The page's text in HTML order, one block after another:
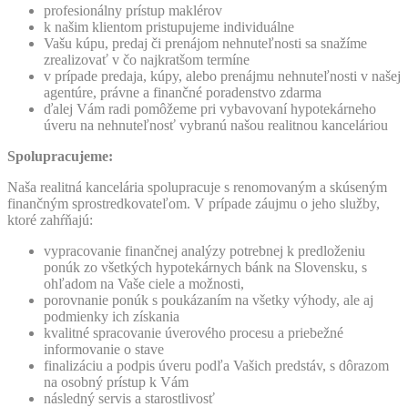
profesionálny prístup maklérov
k našim klientom pristupujeme individuálne
Vašu kúpu, predaj či prenájom nehnuteľnosti sa snažíme
zrealizovať v čo najkratšom termíne
v prípade predaja, kúpy, alebo prenájmu nehnuteľnosti v našej
agentúre, právne a finančné poradenstvo zdarma
ďalej Vám radi pomôžeme pri vybavovaní hypotekárneho
úveru na nehnuteľnosť vybranú našou realitnou kanceláriou
Spolupracujeme:
Naša realitná kancelária spolupracuje s renomovaným a skúseným
finančným sprostredkovateľom. V prípade záujmu o jeho služby,
ktoré zahŕňajú:
vypracovanie finančnej analýzy potrebnej k predloženiu
ponúk zo všetkých hypotekárnych bánk na Slovensku, s
ohľadom na Vaše ciele a možnosti,
porovnanie ponúk s poukázaním na všetky výhody, ale aj
podmienky ich získania
kvalitné spracovanie úverového procesu a priebežné
informovanie o stave
finalizáciu a podpis úveru podľa Vašich predstáv, s dôrazom
na osobný prístup k Vám
následný servis a starostlivosť